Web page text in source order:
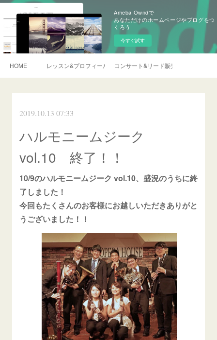
Ameba Owndで
あなただけのホームページやブログをつ
くろう
今すぐ試す
HOME レッスン&プロフィール コンサート&リード販売&ご依頼
2019.10.13 07:33
ハルモニームジーク
vol.10 終了！！
10/9のハルモニームジーク vol.10、盛況のうちに終
了しました！
今回もたくさんのお客様にお越しいただきありがと
うございました！！